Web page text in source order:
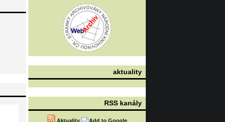
aktuality
RSS kanály
Aktuality